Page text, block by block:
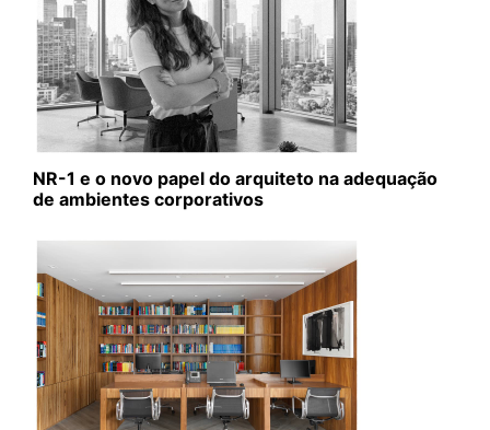
NR-1 e o novo papel do arquiteto na adequação
de ambientes corporativos